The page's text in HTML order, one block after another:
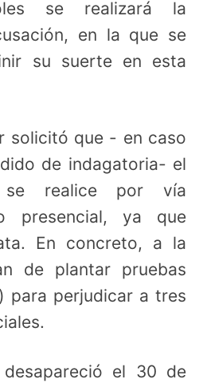
se realizará la
en la que se
su suerte en esta
solicitó que - en caso
de indagatoria- el
se realice por vía
presencial, ya que
En concreto, a la
de plantar pruebas
para perjudicar a tres
el 30 de